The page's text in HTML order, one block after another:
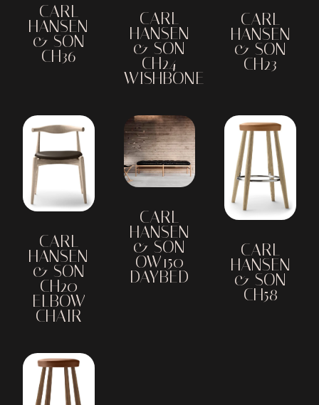
CARL
HANSEN
& SON
CH36
CARL
HANSEN
& SON
CH24
WISHBONE
CARL
HANSEN
& SON
CH23
CARL
HANSEN
& SON
CH20
ELBOW
CHAIR
CARL
HANSEN
& SON
OW150
DAYBED
CARL
HANSEN
& SON
CH58